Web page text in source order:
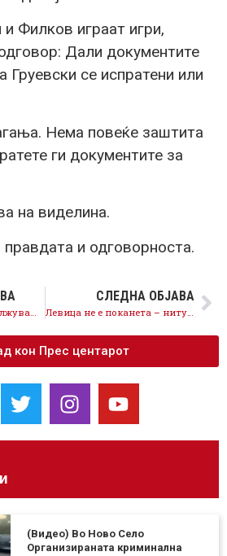
Филков играат игри,
Дали документите
Груевски се испратени или
Нема повеќе заштита
ги документите за
на виделина.
и одговорноста.
Не даваме нови задолжувања за тендерите на Мицкоски и неговата организирана криминална група ВМРО
СЛЕДНА ОБЈАВА
Левица не е поканета – ниту ќе биде поканета, во Фронтот на вистина и правда нема место за ВМРО сателити
кон Прес центарот
(Видео) Во Ново Село
Организираната криминална